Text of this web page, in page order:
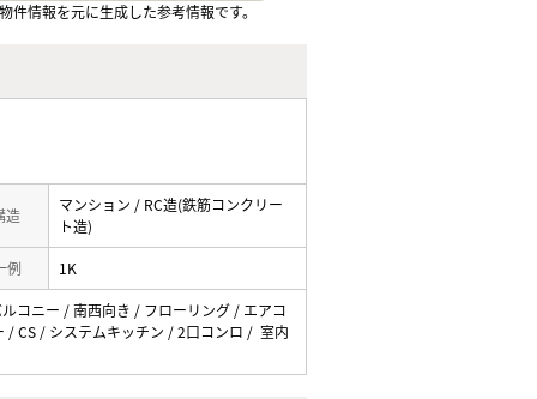
情報を元に生成した参考情報です。
造
マンション / RC造(鉄筋コンクリー
ト造)
例 1K
コニー / 南西向き / フローリング / エアコ
/ CS / システムキッチン / 2口コンロ / 室内